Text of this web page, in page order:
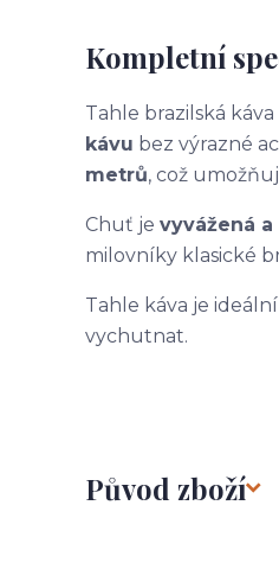
Kompletní
Tahle brazilská
kávu bez výrazné
metrů, což
Chuť je vyvážená a
milovníky klasické
Tahle káva je
vychutnat.
Původ zboží